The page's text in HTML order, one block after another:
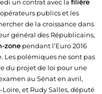
un contrat avec la filière
publics et les
de la croissance dans
général des Républicains,
zone pendant l’Euro 2016
Les polémiques ne sont pas
du projet de loi pour une
au Sénat en avril,
et Rudy Salles, député